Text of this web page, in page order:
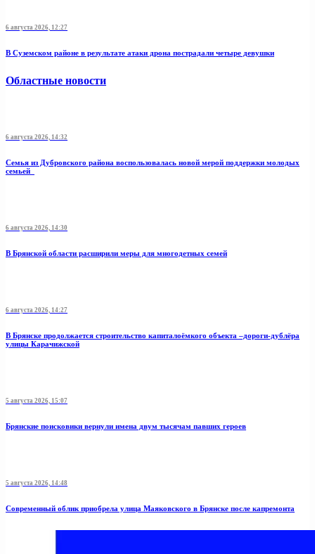
6 августа 2026, 12:27
В Суземском районе в результате атаки дрона пострадали четыре девушки
Областные новости
6 августа 2026, 14:32
Семья из Дубровского района воспользовалась новой мерой поддержки молодых
семьей
6 августа 2026, 14:30
В Брянской области расширили меры для многодетных семей
6 августа 2026, 14:27
В Брянске продолжается строительство капиталоёмкого объекта –дороги-дублёра
улицы Карачижской
5 августа 2026, 15:07
Брянские поисковики вернули имена двум тысячам павших героев
5 августа 2026, 14:48
Современный облик приобрела улица Маяковского в Брянске после капремонта